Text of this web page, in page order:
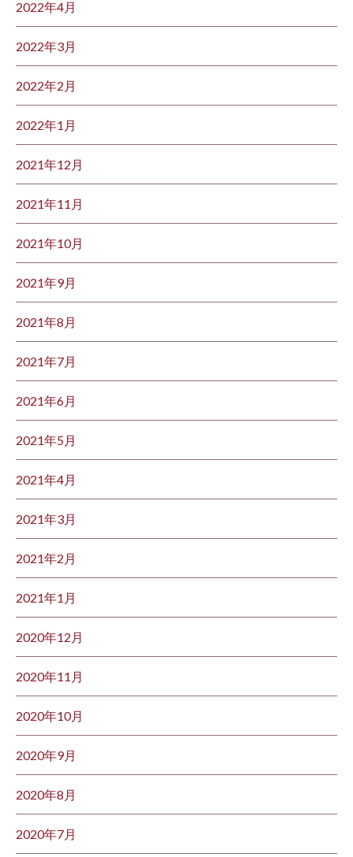
2022年4月
2022年3月
2022年2月
2022年1月
2021年12月
2021年11月
2021年10月
2021年9月
2021年8月
2021年7月
2021年6月
2021年5月
2021年4月
2021年3月
2021年2月
2021年1月
2020年12月
2020年11月
2020年10月
2020年9月
2020年8月
2020年7月